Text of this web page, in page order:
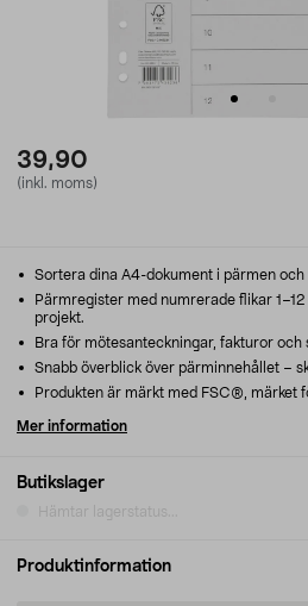
39,90
(inkl. moms)
Butikslager
Hämtar lagerstatus...
Sortera dina A4-dokument i pärmen och
Pärmregister med numrerade flikar
projekt.
Bra för mötesanteckningar, fakturor och
Snabb överblick över pärminnehållet –
Produkten är märkt med FSC®, märket
Mer information
Produktinformation